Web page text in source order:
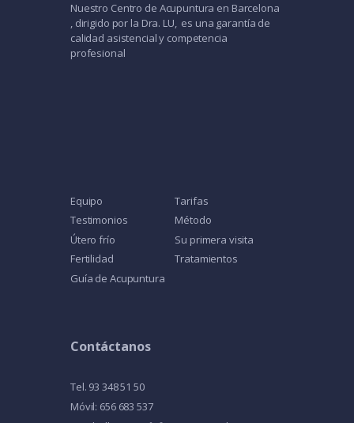
Nuestro Centro de Acupuntura en Barcelona
, dirigido por la Dra. LU, es una garantía de
calidad asistencial y competencia
profesional
Equipo
Tarifas
Testimonios
Método
Útero frío
Su primera visita
Fertilidad
Tratamientos
Guía de Acupuntura
Contáctanos
Tel. 93 348 51 50
Móvil: 656 683 537